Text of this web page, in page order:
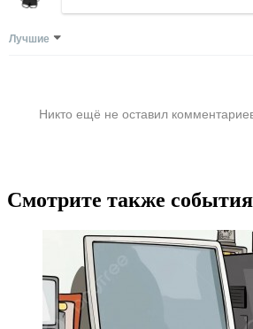
Лучшие
Никто ещё не оставил
Смотрите также события